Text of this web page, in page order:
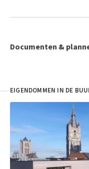
Documenten &
Indelingsplan
EIGENDOMMEN IN DE